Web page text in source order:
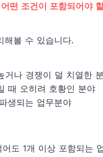
떤 조건이 포함되어야
해볼 수 있습니다.
거나 경쟁이 덜 치열한
때 오히려 호황인 분야
생되는 업무분야
도 1개 이상 포함되는